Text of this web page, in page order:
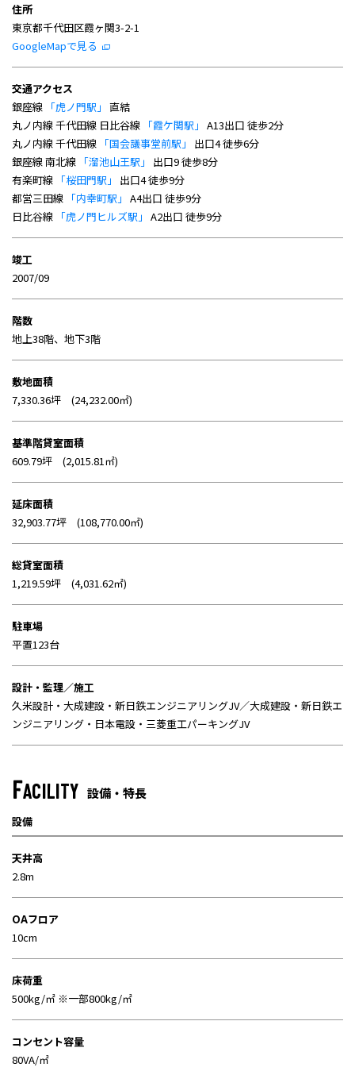
住所
東京都千代田区霞ヶ関3-2-1
GoogleMapで見る
交通アクセス
銀座線 「虎ノ門駅」 直結
丸ノ内線 千代田線 日比谷線 「霞ケ関駅」 A13出口 徒歩2分
丸ノ内線 千代田線 「国会議事堂前駅」 出口4 徒歩6分
銀座線 南北線 「溜池山王駅」 出口9 徒歩8分
有楽町線 「桜田門駅」 出口4 徒歩9分
都営三田線 「内幸町駅」 A4出口 徒歩9分
日比谷線 「虎ノ門ヒルズ駅」 A2出口 徒歩9分
竣工
2007/09
階数
地上38階、地下3階
敷地面積
7,330.36坪 (24,232.00㎡)
基準階貸室面積
609.79坪 (2,015.81㎡)
延床面積
32,903.77坪 (108,770.00㎡)
総貸室面積
1,219.59坪 (4,031.62㎡)
駐車場
平置123台
設計・監理／施工
久米設計・大成建設・新日鉄エンジニアリングJV／大成建設・新日鉄エ
ンジニアリング・日本電設・三菱重工パーキングJV
FACILITY 設備・特長
設備
天井高
2.8m
OAフロア
10cm
床荷重
500kg/㎡ ※一部800kg/㎡
コンセント容量
80VA/㎡